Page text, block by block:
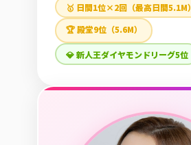
🥇 日間1位×2回（最高日間5.1M）
🏆 殿堂9位（5.6M）
💎 新人王ダイヤモンドリーグ5位